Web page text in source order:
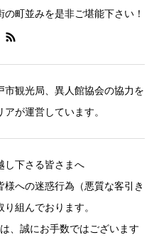
町並みを是非ご堪能下さい！
観光局、異人館協会の協力を
が運営しています。
し下さる皆さまへ
への迷惑行為（悪質な客引き
組んでおります。
、誠にお手数ではございます